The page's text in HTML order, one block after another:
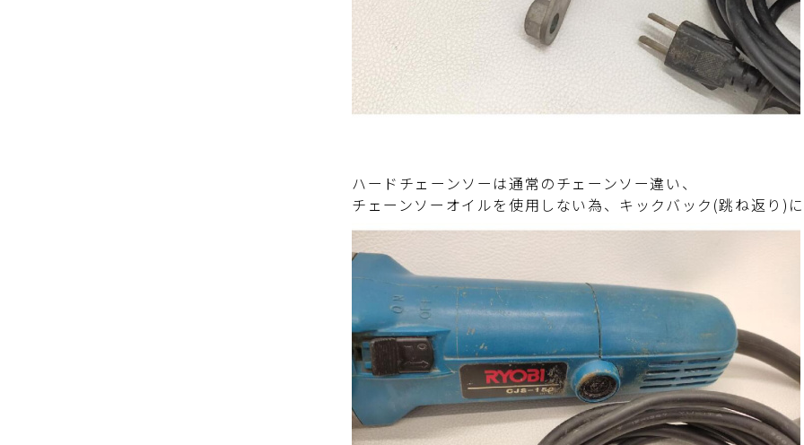
ハードチェーンソーは通常のチェーンソー違い、
チェーンソーオイルを使用しない為、キックバック(跳ね返り)